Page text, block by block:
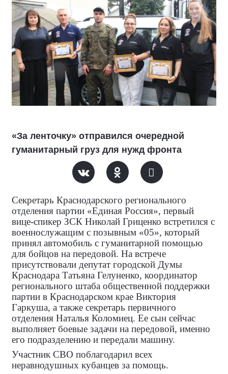
«За ленточку» отправился очередной
гуманитарный груз для нужд фронта
Секретарь Краснодарского регионального
отделения партии «Единая Россия», первый
вице-спикер ЗСК Николай Гриценко встретился с
военнослужащим с позывным «05», который
принял автомобиль с гуманитарной помощью
для бойцов на передовой. На встрече
присутствовали депутат городской Думы
Краснодара Татьяна Гелуненко, координатор
регионального штаба общественной поддержки
партии в Краснодарском крае Виктория
Гаркуша, а также секретарь первичного
отделения Наталья Коломиец. Ее сын сейчас
выполняет боевые задачи на передовой, именно
его подразделению и передали машину.
Участник СВО поблагодарил всех
неравнодушных кубанцев за помощь.